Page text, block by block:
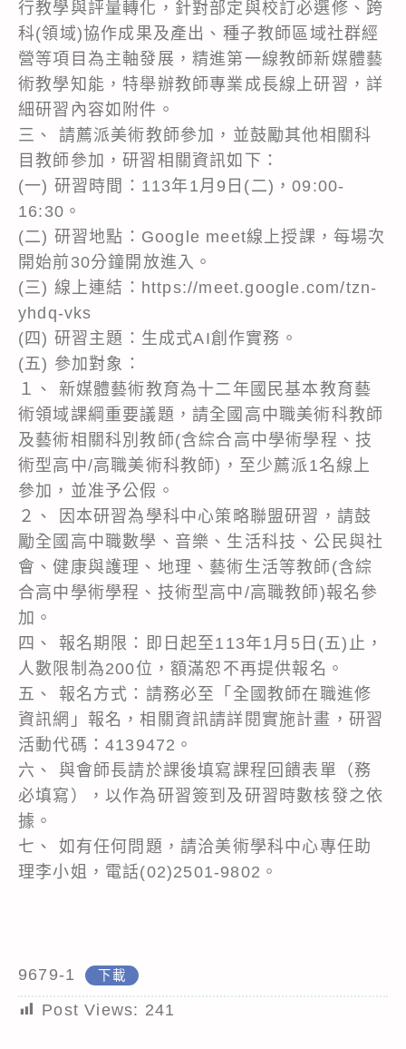
行教學與評量轉化，針對部定與校訂必選修、跨
科(領域)協作成果及產出、種子教師區域社群經
營等項目為主軸發展，精進第一線教師新媒體藝
術教學知能，特舉辦教師專業成長線上研習，詳
細研習內容如附件。
三、 請薦派美術教師參加，並鼓勵其他相關科
目教師參加，研習相關資訊如下：
(一) 研習時間：113年1月9日(二)，09:00-
16:30。
(二) 研習地點：Google meet線上授課，每場次
開始前30分鐘開放進入。
(三) 線上連結：https://meet.google.com/tzn-
yhdq-vks
(四) 研習主題：生成式AI創作實務。
(五) 參加對象：
１、 新媒體藝術教育為十二年國民基本教育藝
術領域課綱重要議題，請全國高中職美術科教師
及藝術相關科別教師(含綜合高中學術學程、技
術型高中/高職美術科教師)，至少薦派1名線上
參加，並准予公假。
２、 因本研習為學科中心策略聯盟研習，請鼓
勵全國高中職數學、音樂、生活科技、公民與社
會、健康與護理、地理、藝術生活等教師(含綜
合高中學術學程、技術型高中/高職教師)報名參
加。
四、 報名期限：即日起至113年1月5日(五)止，
人數限制為200位，額滿恕不再提供報名。
五、 報名方式：請務必至「全國教師在職進修
資訊網」報名，相關資訊請詳閱實施計畫，研習
活動代碼：4139472。
六、 與會師長請於課後填寫課程回饋表單（務
必填寫），以作為研習簽到及研習時數核發之依
據。
七、 如有任何問題，請洽美術學科中心專任助
理李小姐，電話(02)2501-9802。
9679-1 下載
Post Views: 241